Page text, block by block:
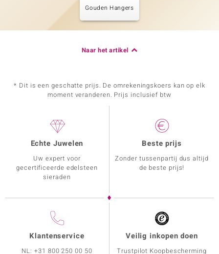
Gouden Hangers
Naar het artikel
* Dit is een geschatte prijs. De omrekeningskoers kan op elk
moment veranderen. Prijs inclusief btw
Echte Juwelen
Uw expert voor
gecertificeerde edelsteen
sieraden
Beste prijs
Zonder tussenpartij dus altijd
de beste prijs!
Klantenservice
NL:+31 800 250 00 50
Veilig inkopen doen
Trustpilot Koopbescherming